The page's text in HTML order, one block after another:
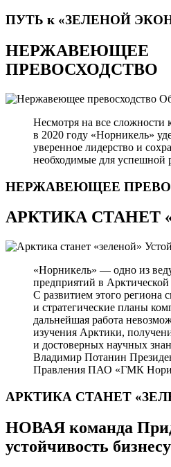
ПУТЬ к «ЗЕЛЕНОЙ
НЕРЖАВЕЮЩЕЕ
ПРЕВОСХОДСТВО
Несмотря на все сложности
в 2020 году «Норникель»
уверенное лидерство и
необходимые для успешной
НЕРЖАВЕЮЩЕЕ
АРКТИКА СТАНЕТ
«Норникель» — одно из
предприятий в Арктической
С развитием этого региона
и стратегические планы
дальнейшая работа
изучения Арктики,
и достоверных научных
Владимир Потанин
Правления ПАО «ГМК
АРКТИКА СТАНЕТ
НОВАЯ команда
устойчивость бизнесу